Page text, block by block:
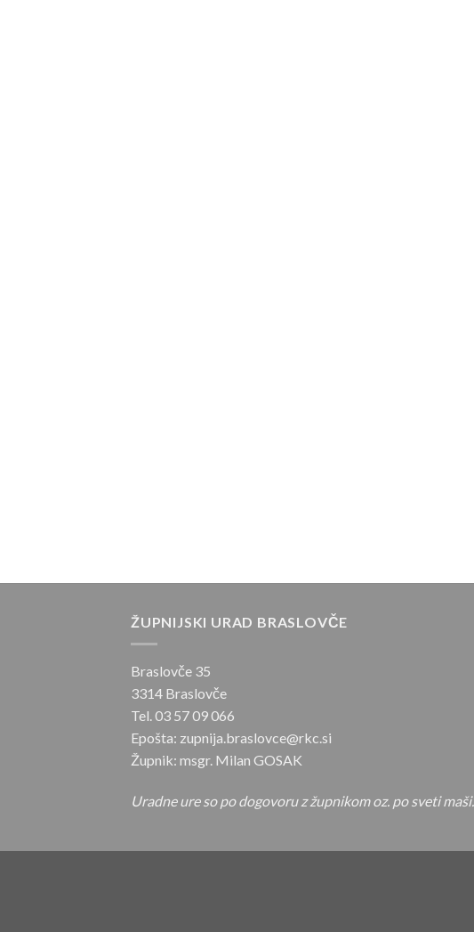
ŽUPNIJSKI URAD BRASLOVČE
Braslovče 35
3314 Braslovče
Tel. 03 57 09 066
Epošta: zupnija.braslovce@rkc.si
Župnik: msgr. Milan GOSAK
Uradne ure so po dogovoru z župnikom oz. po sveti maši.